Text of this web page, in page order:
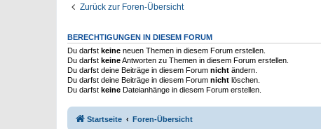
Zurück zur Foren-Übersicht
BERECHTIGUNGEN IN DIESEM FORUM
Du darfst keine neuen Themen in diesem Forum erstellen.
Du darfst keineAntworten zu Themen in diesem Forum erstellen.
Du darfst deine Beiträge in diesem Forum nicht ändern.
Du darfst deine Beiträge in diesem Forum nicht löschen.
Du darfst keine Dateianhänge in diesem Forum erstellen.
Startseite Foren-Übersicht